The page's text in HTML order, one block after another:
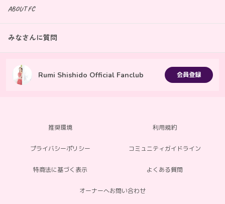
ABOUT FC
みなさんに質問
Rumi Shishido Official Fanclub 会員登録
推奨環境 利用規約
プライバシーポリシー コミュニティガイドライン
特商法に基づく表示 よくある質問
オーナーへお問い合わせ